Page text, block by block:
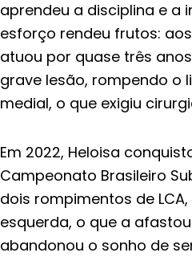
aprendeu a disciplina e a
esforço rendeu frutos:
atuou por quase três
grave lesão, rompendo o
medial, o que exigiu
Em 2022, Heloisa
Campeonato Brasileiro
dois rompimentos de
esquerda, o que a
abandonou o sonho de